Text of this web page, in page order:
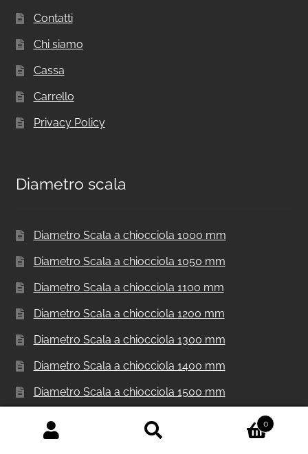
Contatti
Chi siamo
Cassa
Carrello
Privacy Policy
Diametro scala
Diametro Scala a chiocciola 1000 mm
Diametro Scala a chiocciola 1050 mm
Diametro Scala a chiocciola 1100 mm
Diametro Scala a chiocciola 1200 mm
Diametro Scala a chiocciola 1300 mm
Diametro Scala a chiocciola 1400 mm
Diametro Scala a chiocciola 1500 mm
Diametro Scala a chiocciola 1600 mm
0